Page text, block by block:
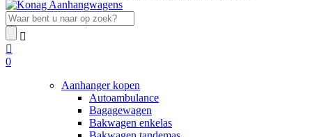
0
Aanhanger kopen
Autoambulance
Bagagewagen
Bakwagen enkelas